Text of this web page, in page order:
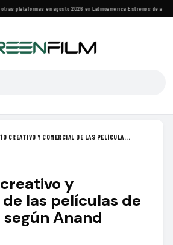
plataformas en agosto 2026 en Latinoamérica·Estrenos de
CREATIVO Y COMERCIAL DE LAS PELÍCULA...
y
las películas de
Anand